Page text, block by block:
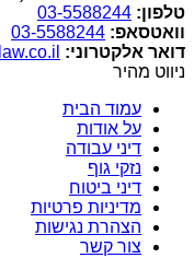
טלפון: 03-5588244
וואטסאפ: 03-5588244
דואר אלקטרוני:
ניווט מהיר
עמוד הבית
על אודות
דיני עבודה
נזקי גוף
דיני ביטוח
מדיניות פרטיות
הצהרת נגישות
צור קשר